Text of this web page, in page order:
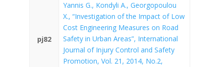
pj82
Yannis G., Kondyli A., Georgopoulou
X., “Investigation of the Impact of Low
Cost Engineering Measures on Road
Safety in Urban Areas”, International
Journal of Injury Control and Safety
Promotion, Vol. 21, 2014, No.2,